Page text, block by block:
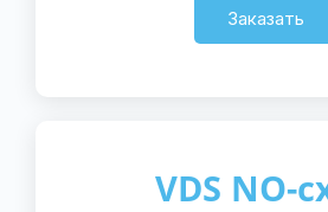
Заказать
VDS NO-